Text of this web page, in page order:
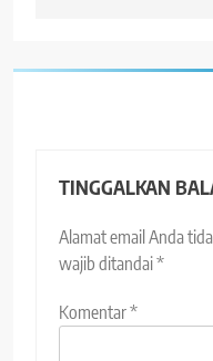
TINGGALKAN
Alamat email Anda
wajib ditandai*
Komentar*